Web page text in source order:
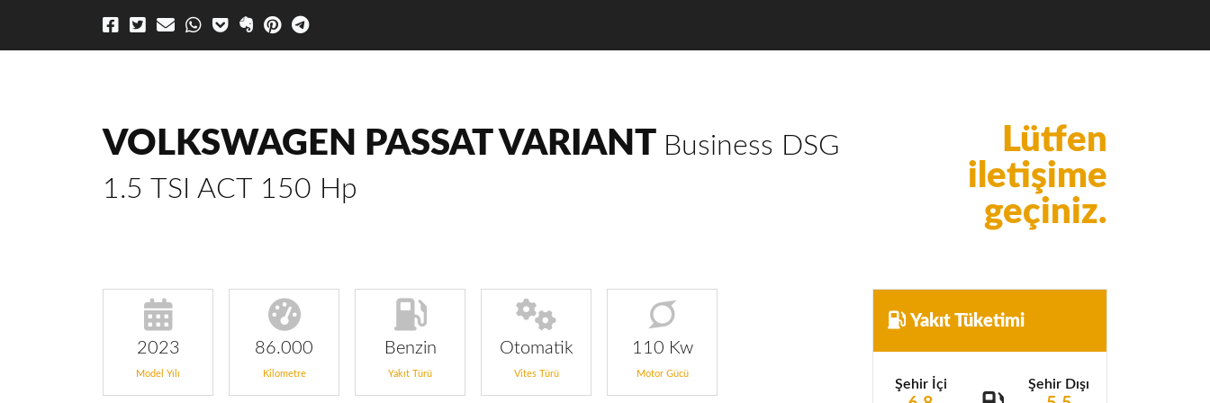
VOLKSWAGEN PASSAT VARIANT Business DSG
1.5 TSI ACT 150 Hp
Lütfen
iletişime
geçiniz.
2023
Model Yılı
86.000
Kilometre
Benzin
Yakıt Türü
Otomatik
Vites Türü
110 Kw
Motor Gücü
Yakıt Tüketimi
Şehir İçi Şehir Dışı